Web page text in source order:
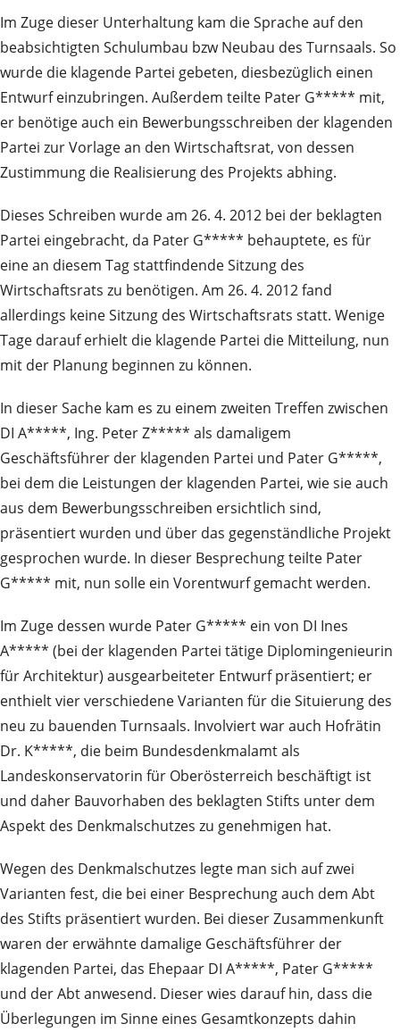
Im Zuge dieser Unterhaltung kam die Sprache auf den
beabsichtigten Schulumbau bzw Neubau des Turnsaals. So
wurde die klagende Partei gebeten, diesbezüglich einen
Entwurf einzubringen. Außerdem teilte Pater G***** mit,
er benötige auch ein Bewerbungsschreiben der klagenden
Partei zur Vorlage an den Wirtschaftsrat, von dessen
Zustimmung die Realisierung des Projekts abhing.
Dieses Schreiben wurde am 26. 4. 2012 bei der beklagten
Partei eingebracht, da Pater G***** behauptete, es für
eine an diesem Tag stattfindende Sitzung des
Wirtschaftsrats zu benötigen. Am 26. 4. 2012 fand
allerdings keine Sitzung des Wirtschaftsrats statt. Wenige
Tage darauf erhielt die klagende Partei die Mitteilung, nun
mit der Planung beginnen zu können.
In dieser Sache kam es zu einem zweiten Treffen zwischen
DI A*****, Ing. Peter Z***** als damaligem
Geschäftsführer der klagenden Partei und Pater G*****,
bei dem die Leistungen der klagenden Partei, wie sie auch
aus dem Bewerbungsschreiben ersichtlich sind,
präsentiert wurden und über das gegenständliche Projekt
gesprochen wurde. In dieser Besprechung teilte Pater
G***** mit, nun solle ein Vorentwurf gemacht werden.
Im Zuge dessen wurde Pater G***** ein von DI Ines
A***** (bei der klagenden Partei tätige Diplomingenieurin
für Architektur) ausgearbeiteter Entwurf präsentiert; er
enthielt vier verschiedene Varianten für die Situierung des
neu zu bauenden Turnsaals. Involviert war auch Hofrätin
Dr. K*****, die beim Bundesdenkmalamt als
Landeskonservatorin für Oberösterreich beschäftigt ist
und daher Bauvorhaben des beklagten Stifts unter dem
Aspekt des Denkmalschutzes zu genehmigen hat.
Wegen des Denkmalschutzes legte man sich auf zwei
Varianten fest, die bei einer Besprechung auch dem Abt
des Stifts präsentiert wurden. Bei dieser Zusammenkunft
waren der erwähnte damalige Geschäftsführer der
klagenden Partei, das Ehepaar DI A*****, Pater G*****
und der Abt anwesend. Dieser wies darauf hin, dass die
Überlegungen im Sinne eines Gesamtkonzepts dahin